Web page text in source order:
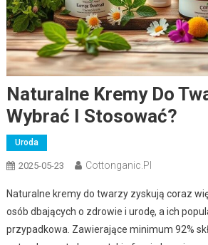
Naturalne Kremy Do
Wybrać I Stosować?
Uroda
2025-05-23 Cottonganic.pl
Naturalne kremy do twarzy zyskują coraz
osób dbających o zdrowie i urodę, a ich
przypadkowa. Zawierające minimum 92%